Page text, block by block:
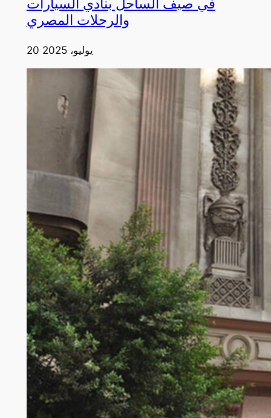
في صيف الساحل بنادي السيارات
والرحلات المصري
20 يوليو، 2025